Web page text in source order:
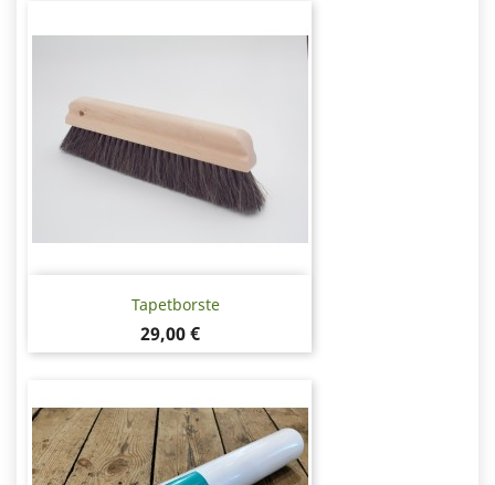
Tapetborste
Pris
29,00 €